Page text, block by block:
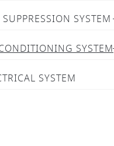
SUPPRESSION SYSTEM
SYSTEM
SYSTEM